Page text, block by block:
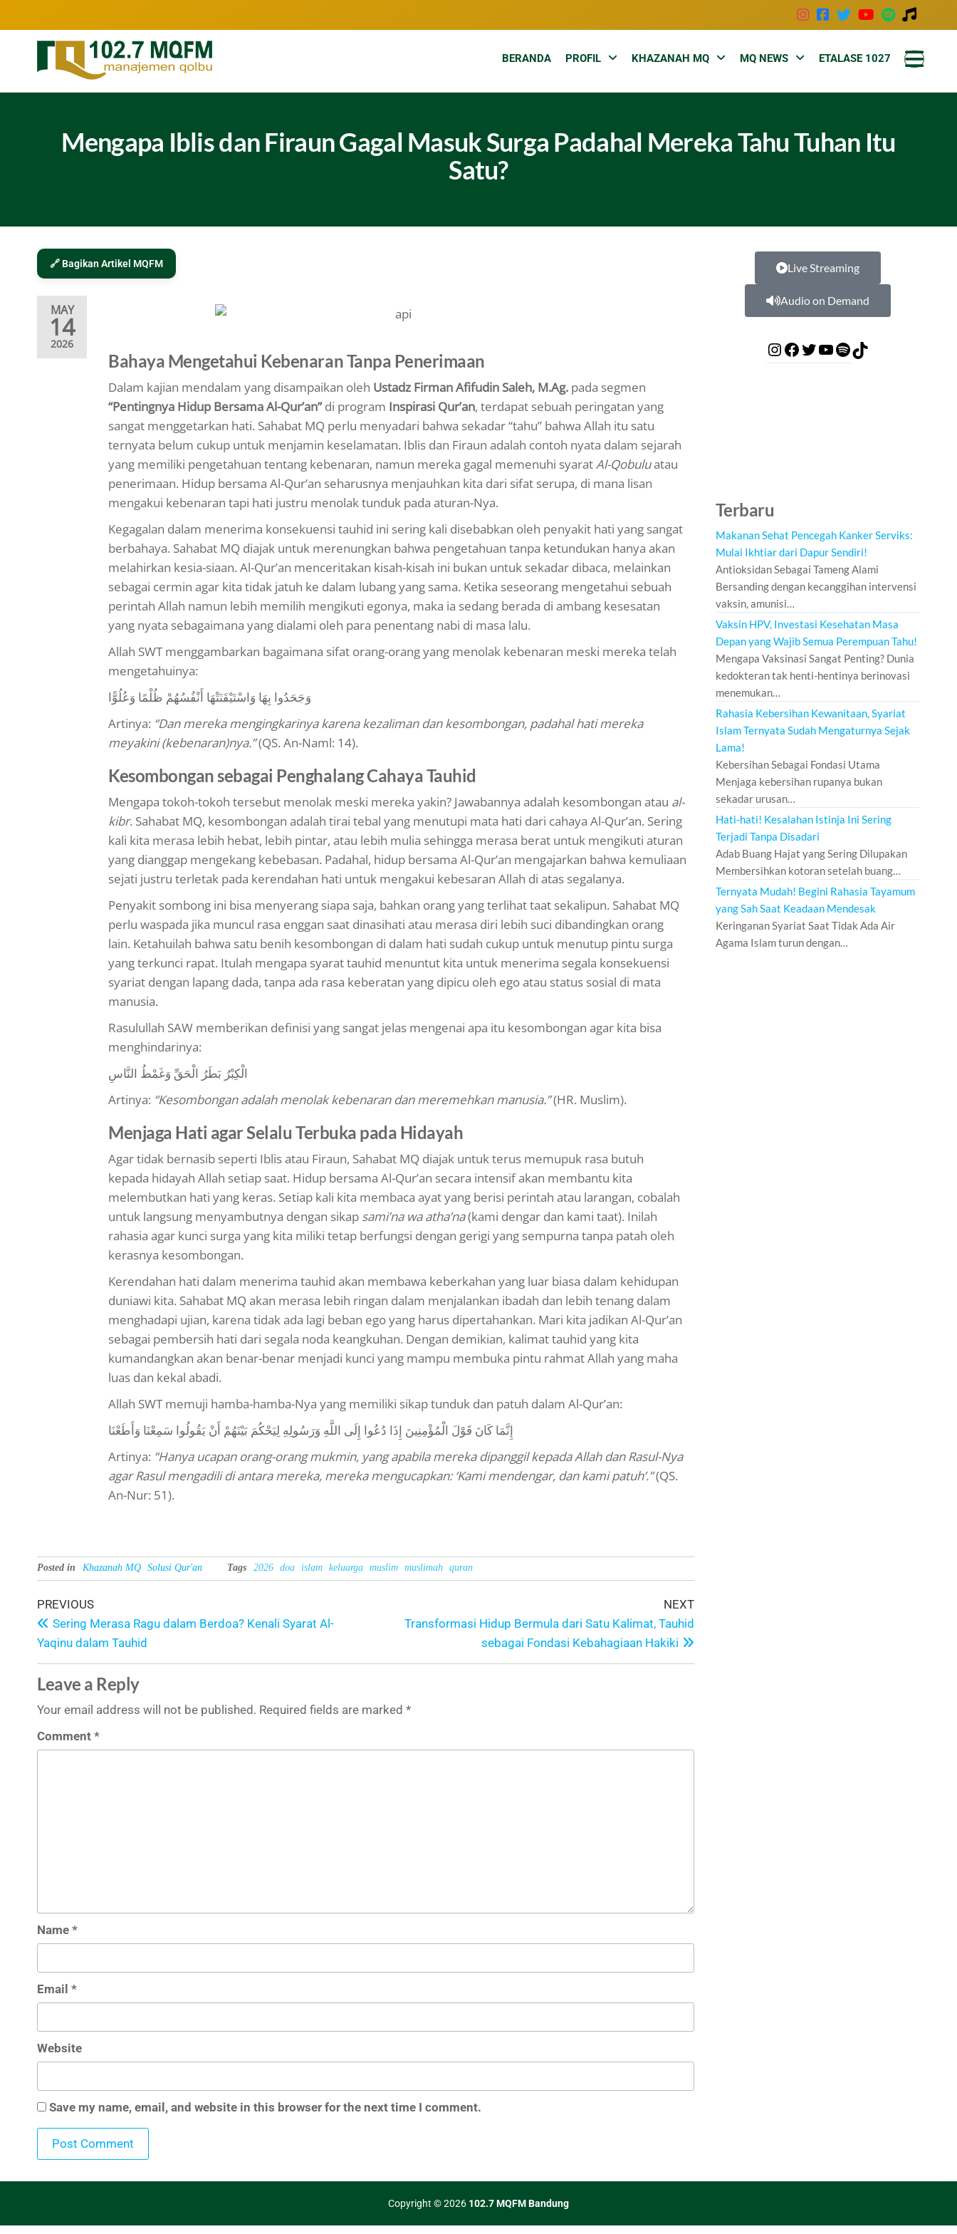
MQFM
–
Inspirasi
Indonesia
BERANDA PROFIL KHAZANAH MQ MQ NEWS ETALASE 1027
Mengapa Iblis dan Firaun Gagal Masuk Surga Padahal Mereka Tahu Tuhan Itu
Satu?
🔗 Bagikan Artikel MQFM
MAY
14
2026
Bahaya Mengetahui Kebenaran Tanpa Penerimaan
Dalam kajian mendalam yang disampaikan oleh Ustadz Firman Afifudin Saleh, M.Ag. pada segmen
“Pentingnya Hidup Bersama Al-Qur’an”di program Inspirasi Qur’an, terdapat sebuah peringatan yang
sangat menggetarkan hati. Sahabat MQ perlu menyadari bahwa sekadar “tahu” bahwa Allah itu satu
ternyata belum cukup untuk menjamin keselamatan. Iblis dan Firaun adalah contoh nyata dalam sejarah
yang memiliki pengetahuan tentang kebenaran, namun mereka gagal memenuhi syaratAl-Qobuluatau
penerimaan. Hidup bersama Al-Qur’an seharusnya menjauhkan kita dari sifat serupa, di mana lisan
mengakui kebenaran tapi hati justru menolak tunduk pada aturan-Nya.
Kegagalan dalam menerima konsekuensi tauhid ini sering kali disebabkan oleh penyakit hati yang sangat
berbahaya. Sahabat MQ diajak untuk merenungkan bahwa pengetahuan tanpa ketundukan hanya akan
melahirkan kesia-siaan. Al-Qur’an menceritakan kisah-kisah ini bukan untuk sekadar dibaca, melainkan
sebagai cermin agar kita tidak jatuh ke dalam lubang yang sama. Ketika seseorang mengetahui sebuah
perintah Allah namun lebih memilih mengikuti egonya, maka ia sedang berada di ambang kesesatan
yang nyata sebagaimana yang dialami oleh para penentang nabi di masa lalu.
Allah SWT menggambarkan bagaimana sifat orang-orang yang menolak kebenaran meski mereka telah
mengetahuinya:
وَجَحَدُوا بِهَا وَاسْتَيْقَنَتْهَا أَنْفُسُهُمْ ظُلْمًا وَعُلُوًّا
Artinya: “Dan mereka mengingkarinya karena kezaliman dan kesombongan, padahal hati mereka
meyakini (kebenaran)nya.”(QS. An-Naml: 14).
Kesombongan sebagai Penghalang Cahaya Tauhid
Mengapa tokoh-tokoh tersebut menolak meski mereka yakin? Jawabannya adalah kesombongan atau al-
kibr. Sahabat MQ, kesombongan adalah tirai tebal yang menutupi mata hati dari cahaya Al-Qur’an. Sering
kali kita merasa lebih hebat, lebih pintar, atau lebih mulia sehingga merasa berat untuk mengikuti aturan
yang dianggap mengekang kebebasan. Padahal, hidup bersama Al-Qur’an mengajarkan bahwa kemuliaan
sejati justru terletak pada kerendahan hati untuk mengakui kebesaran Allah di atas segalanya.
Penyakit sombong ini bisa menyerang siapa saja, bahkan orang yang terlihat taat sekalipun. Sahabat MQ
perlu waspada jika muncul rasa enggan saat dinasihati atau merasa diri lebih suci dibandingkan orang
lain. Ketahuilah bahwa satu benih kesombongan di dalam hati sudah cukup untuk menutup pintu surga
yang terkunci rapat. Itulah mengapa syarat tauhid menuntut kita untuk menerima segala konsekuensi
syariat dengan lapang dada, tanpa ada rasa keberatan yang dipicu oleh ego atau status sosial di mata
manusia.
Rasulullah SAW memberikan definisi yang sangat jelas mengenai apa itu kesombongan agar kita bisa
menghindarinya:
الْكِبْرُ بَطَرُ الْحَقِّ وَغَمْطُ النَّاسِ
Artinya: “Kesombongan adalah menolak kebenaran dan meremehkan manusia.”(HR. Muslim).
Menjaga Hati agar Selalu Terbuka pada Hidayah
Agar tidak bernasib seperti Iblis atau Firaun, Sahabat MQ diajak untuk terus memupuk rasa butuh
kepada hidayah Allah setiap saat. Hidup bersama Al-Qur’an secara intensif akan membantu kita
melembutkan hati yang keras. Setiap kali kita membaca ayat yang berisi perintah atau larangan, cobalah
untuk langsung menyambutnya dengan sikap sami’na wa atha’na(kami dengar dan kami taat). Inilah
rahasia agar kunci surga yang kita miliki tetap berfungsi dengan gerigi yang sempurna tanpa patah oleh
kerasnya kesombongan.
Kerendahan hati dalam menerima tauhid akan membawa keberkahan yang luar biasa dalam kehidupan
duniawi kita. Sahabat MQ akan merasa lebih ringan dalam menjalankan ibadah dan lebih tenang dalam
menghadapi ujian, karena tidak ada lagi beban ego yang harus dipertahankan. Mari kita jadikan Al-Qur’an
sebagai pembersih hati dari segala noda keangkuhan. Dengan demikian, kalimat tauhid yang kita
kumandangkan akan benar-benar menjadi kunci yang mampu membuka pintu rahmat Allah yang maha
luas dan kekal abadi.
Allah SWT memuji hamba-hamba-Nya yang memiliki sikap tunduk dan patuh dalam Al-Qur’an:
إِنَّمَا كَانَ قَوْلَ الْمُؤْمِنِينَ إِذَا دُعُوا إِلَى اللَّهِ وَرَسُولِهِ لِيَحْكُمَ بَيْنَهُمْ أَنْ يَقُولُوا سَمِعْنَا وَأَطَعْنَا
Artinya: “Hanya ucapan orang-orang mukmin, yang apabila mereka dipanggil kepada Allah dan Rasul-Nya
agar Rasul mengadili di antara mereka, mereka mengucapkan: ‘Kami mendengar, dan kami patuh’.”(QS.
An-Nur: 51).
Posted in Khazanah MQ Solusi Qur'an Tags 2026 doa islam keluarga muslim muslimah quran
PREVIOUS
Sering Merasa Ragu dalam Berdoa? Kenali Syarat Al-
Yaqinu dalam Tauhid
NEXT
Transformasi Hidup Bermula dari Satu Kalimat, Tauhid
sebagai Fondasi Kebahagiaan Hakiki
Leave a Reply
Your email address will not be published. Required fields are marked *
Comment *
Name *
Email *
Website
Save my name, email, and website in this browser for the next time I comment.
Live Streaming
Audio on Demand
Terbaru
Makanan Sehat Pencegah Kanker Serviks:
Mulai Ikhtiar dari Dapur Sendiri!
Antioksidan Sebagai Tameng Alami
Bersanding dengan kecanggihan intervensi
vaksin, amunisi…
Vaksin HPV, Investasi Kesehatan Masa
Depan yang Wajib Semua Perempuan Tahu!
Mengapa Vaksinasi Sangat Penting? Dunia
kedokteran tak henti-hentinya berinovasi
menemukan…
Rahasia Kebersihan Kewanitaan, Syariat
Islam Ternyata Sudah Mengaturnya Sejak
Lama!
Kebersihan Sebagai Fondasi Utama
Menjaga kebersihan rupanya bukan
sekadar urusan…
Hati-hati! Kesalahan Istinja Ini Sering
Terjadi Tanpa Disadari
Adab Buang Hajat yang Sering Dilupakan
Membersihkan kotoran setelah buang…
Ternyata Mudah! Begini Rahasia Tayamum
yang Sah Saat Keadaan Mendesak
Keringanan Syariat Saat Tidak Ada Air
Agama Islam turun dengan…
Copyright © 2026 102.7 MQFM Bandung